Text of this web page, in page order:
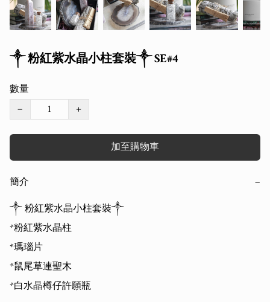
༒ 粉紅紫水晶小柱套裝༒ SE#4
數量
−
+
加至購物車
簡介 −
༒ 粉紅紫水晶小柱套裝༒
*粉紅紫水晶柱
*瑪瑙片
*鼠尾草連聖木
*白水晶樽仔許願瓶